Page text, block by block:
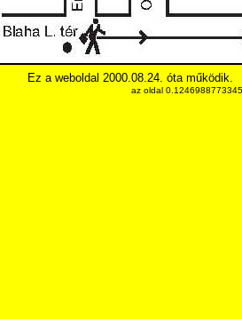
Ez a weboldal 2000.08.24. óta működik.
az oldal